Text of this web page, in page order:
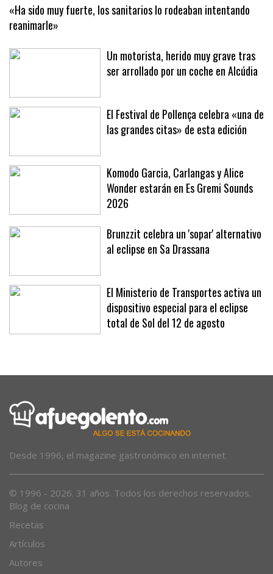
«Ha sido muy fuerte, los sanitarios lo rodeaban intentando
reanimarle»
Un motorista, herido muy grave tras
El Festival de Pollença celebra «una de
Komodo Garcia, Carlangas y Alice
Wonder estarán en Es Gremi Sounds
2026
Brunzzit celebra un 'sopar' alternativo
El Ministerio de Transportes activa un
dispositivo especial para el eclipse
Blog de cocina
Recetas
Artículos